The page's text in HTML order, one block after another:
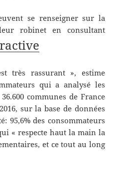
se renseigner sur la
robinet en consultant
très rassurant », estime
qui a analysé les
communes de France
sur la base de données
95,6% des consommateurs
« respecte haut la main la
et ce tout au long